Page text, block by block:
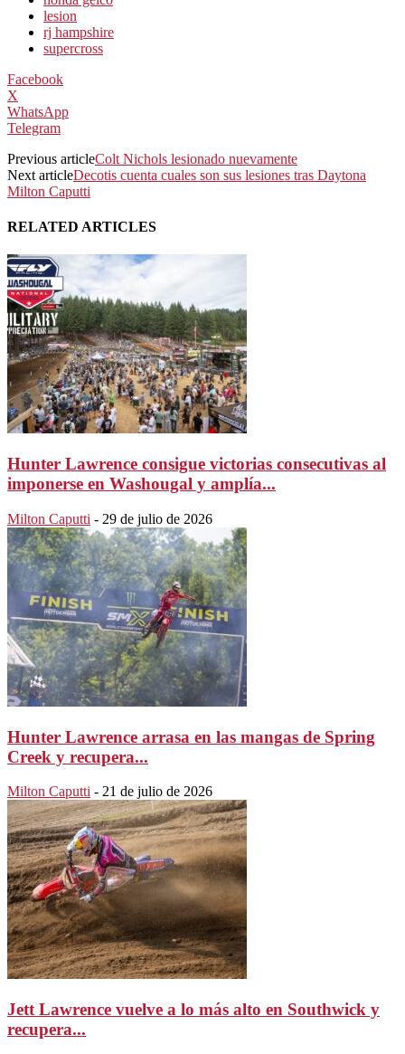
lesion
rj hampshire
supercross
Facebook
X
WhatsApp
Telegram
Previous articleColt Nichols lesionado nuevamente
Next articleDecotis cuenta cuales son sus lesiones tras Daytona
Milton Caputti
RELATED ARTICLES
Hunter Lawrence consigue victorias consecutivas al
imponerse en Washougal y amplía...
Milton Caputti - 29 de julio de 2026
Hunter Lawrence arrasa en las mangas de Spring
Creek y recupera...
Milton Caputti - 21 de julio de 2026
Jett Lawrence vuelve a lo más alto en Southwick y
recupera...